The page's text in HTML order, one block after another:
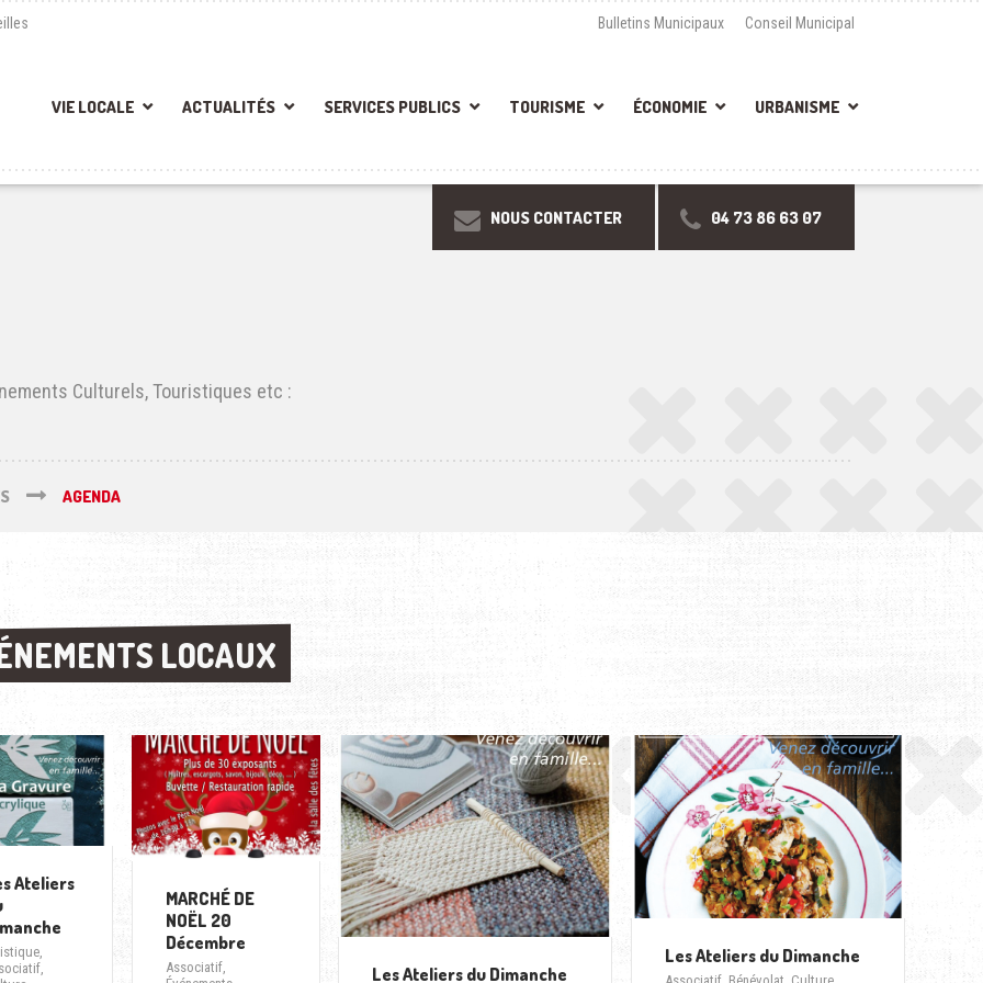
Bulletins Municipaux Conseil Municipal
VIE LOCALE ACTUALITÉS SERVICES PUBLICS TOURISME ÉCONOMIE URBANISME
NOUS CONTACTER 04 73 86 63 07
Culturels, Touristiques etc :
AGENDA
LOCAUX
LOCAUX
Ateliers
,
,
MARCHÉ DE
NOËL 20
Décembre
Associatif,
Les Ateliers du Dimanche
Les Ateliers du Dimanche